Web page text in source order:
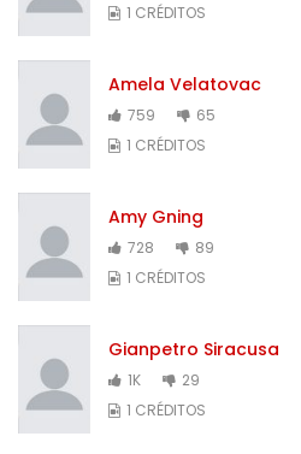
1 CRÉDITOS
Amela Velatovac
759
65
1 CRÉDITOS
Amy Gning
728
89
1 CRÉDITOS
Gianpetro Siracusa
1K
29
1 CRÉDITOS